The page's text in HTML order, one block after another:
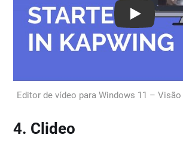
Play: Keynote
Editor de vídeo para Windows 11 –
4. Clideo